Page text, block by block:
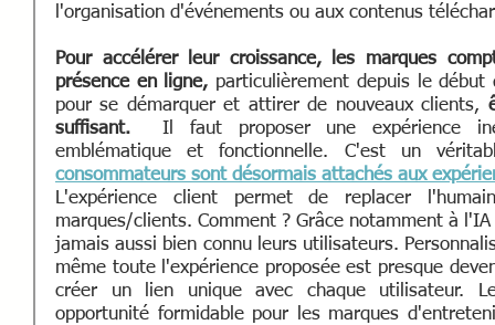
l'organisation d'événements ou aux contenus
Pour accélérer leur croissance, les marques
présence en ligne, particulièrement depuis le
pour se démarquer et attirer de nouveaux clients,
suffisant.
Il faut proposer une expérience
emblématique et fonctionnelle. C'est un
consommateurs sont désormais attachés aux
L'expérience client permet de replacer
marques/clients. Comment ? Grâce notamment à
jamais aussi bien connu leurs utilisateurs.
même toute l'expérience proposée est presque
créer un lien unique avec chaque utilisateur.
opportunité formidable pour les marques